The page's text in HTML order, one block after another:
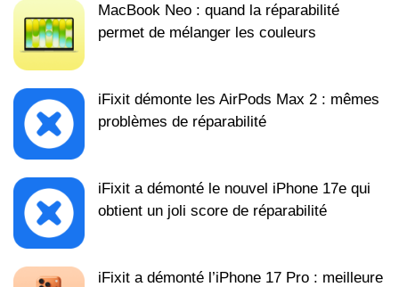
MacBook Neo : quand la réparabilité
permet de mélanger les couleurs
iFixit démonte les AirPods Max 2 : mêmes
problèmes de réparabilité
iFixit a démonté le nouvel iPhone 17e qui
obtient un joli score de réparabilité
iFixit a démonté l’iPhone 17 Pro : meilleure